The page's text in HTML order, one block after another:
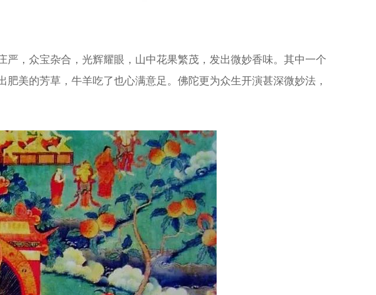
，众宝杂合，光辉耀眼，山中花果繁茂，发出微妙香味。其中一个
美的芳草，牛羊吃了也心满意足。佛陀更为众生开演甚深微妙法，